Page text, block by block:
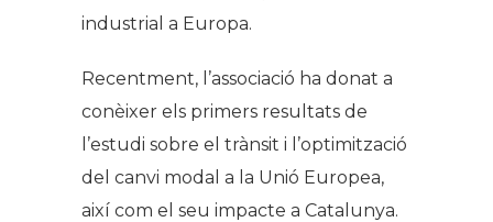
industrial a Europa.
Recentment, l’associació ha donat a
conèixer els primers resultats de
l’estudi sobre el trànsit i l’optimització
del canvi modal a la Unió Europea,
així com el seu impacte a Catalunya.